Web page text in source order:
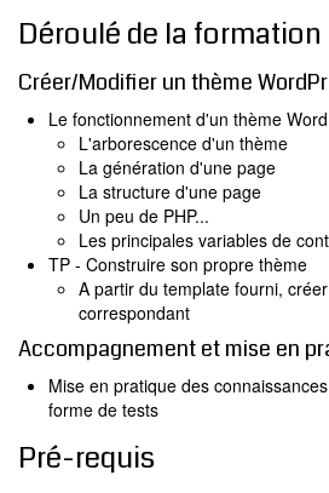
Déroulé de la formation
Créer/Modifier un thème
Le fonctionnement d'un thème
L'arborescence d'un thème
La génération d'une page
La structure d'une page
Un peu de PHP...
Les principales variables de
TP - Construire son propre thème
A partir du template fourni,
correspondant
Accompagnement et mise en
Mise en pratique des
forme de tests
Pré-requis